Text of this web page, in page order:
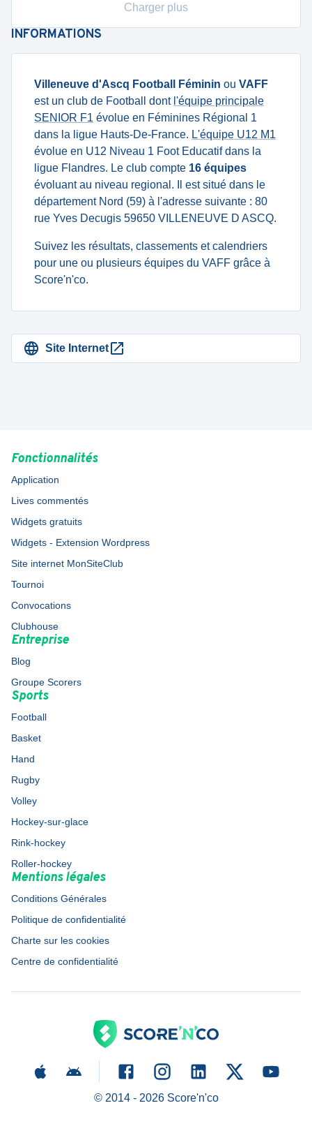
Charger plus
INFORMATIONS
Villeneuve d'Ascq Football Féminin ou VAFF
est un club de Football dont l'équipe principale
SENIOR F1 évolue en Féminines Régional 1
dans la ligue Hauts-De-France. L'équipe U12 M1
évolue en U12 Niveau 1 Foot Educatif dans la
ligue Flandres. Le club compte 16 équipes
évoluant au niveau regional. Il est situé dans le
département Nord (59) à l'adresse suivante : 80
rue Yves Decugis 59650 VILLENEUVE D ASCQ.
Suivez les résultats, classements et calendriers
pour une ou plusieurs équipes du VAFF grâce à
Score'n'co.
Site Internet
Fonctionnalités
Application
Lives commentés
Widgets gratuits
Widgets - Extension Wordpress
Site internet MonSiteClub
Tournoi
Convocations
Clubhouse
Entreprise
Blog
Groupe Scorers
Sports
Football
Basket
Hand
Rugby
Volley
Hockey-sur-glace
Rink-hockey
Roller-hockey
Mentions légales
Conditions Générales
Politique de confidentialité
Charte sur les cookies
Centre de confidentialité
© 2014 - 2026Score'n'co